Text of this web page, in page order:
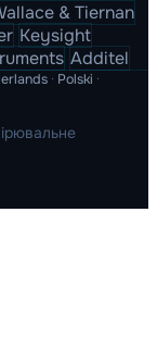
& Tiernan
Keysight
Additel
· Polski ·